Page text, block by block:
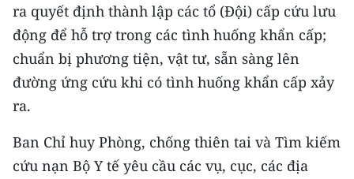
ra quyết định thành lập các tổ (Đội) cấp cứu lưu
động để hỗ trợ trong các tình huống khẩn cấp;
chuẩn bị phương tiện, vật tư, sẵn sàng lên
đường ứng cứu khi có tình huống khẩn cấp xảy
ra.
Ban Chỉ huy Phòng, chống thiên tai và Tìm kiếm
cứu nạn Bộ Y tế yêu cầu các vụ, cục, các địa